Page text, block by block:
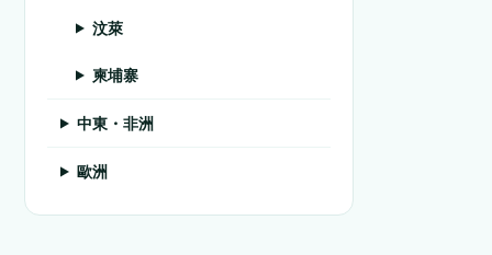
汶萊
柬埔寨
中東・非洲
歐洲